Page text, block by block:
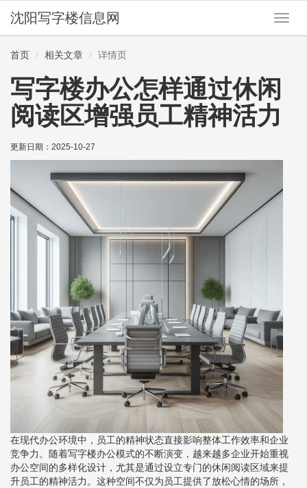
切
换
沈阳写字楼信息网
首页 相关文章 详情页
写字楼办公怎样通过休闲
阅读区增强员工精神活力
更新日期： 2025-10-27
在现代办公环境中，员工的精神状态直接影响整体工作效率和企业
竞争力。随着写字楼办公模式的不断演变，越来越多企业开始重视
办公空间的多样化设计，尤其是通过设立专门的休闲阅读区域来提
升员工的精神活力。这种空间不仅为员工提供了放松心情的场所，